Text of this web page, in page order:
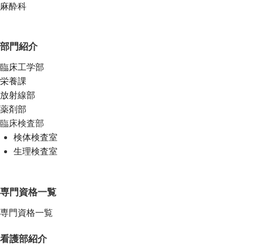
麻酔科
部門紹介
臨床工学部
栄養課
放射線部
薬剤部
臨床検査部
検体検査室
生理検査室
専門資格一覧
専門資格一覧
看護部紹介